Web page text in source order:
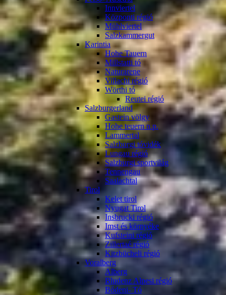
Innviertel
Központi régió
Mühlviertel
Salzkammergut
Karintia
Hohe Tauern
Millstatti tó
Naturarene
Villachi régió
Wörthi tó
Reutei régió
Salzburgerland
Gastein völgy
Hohe teuern n.p.
Lammertal
Salzburgi tóvidék
Lungau régió
Salzburgi sportvilág
Tennengau
Saalachtal
Tirol
Kelet tirol
Nyugat Tirol
Insbrucki régió
Imst és környéke
Kufsteini régió
Zillertaé régió
Kitzbücheli régió
Voralberg
Alberg
Bludenz Alpesi régió
Bódeni- Tó